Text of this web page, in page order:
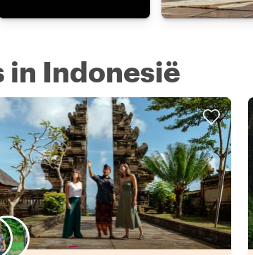
in Indonesië
Kies jouw favoriete local